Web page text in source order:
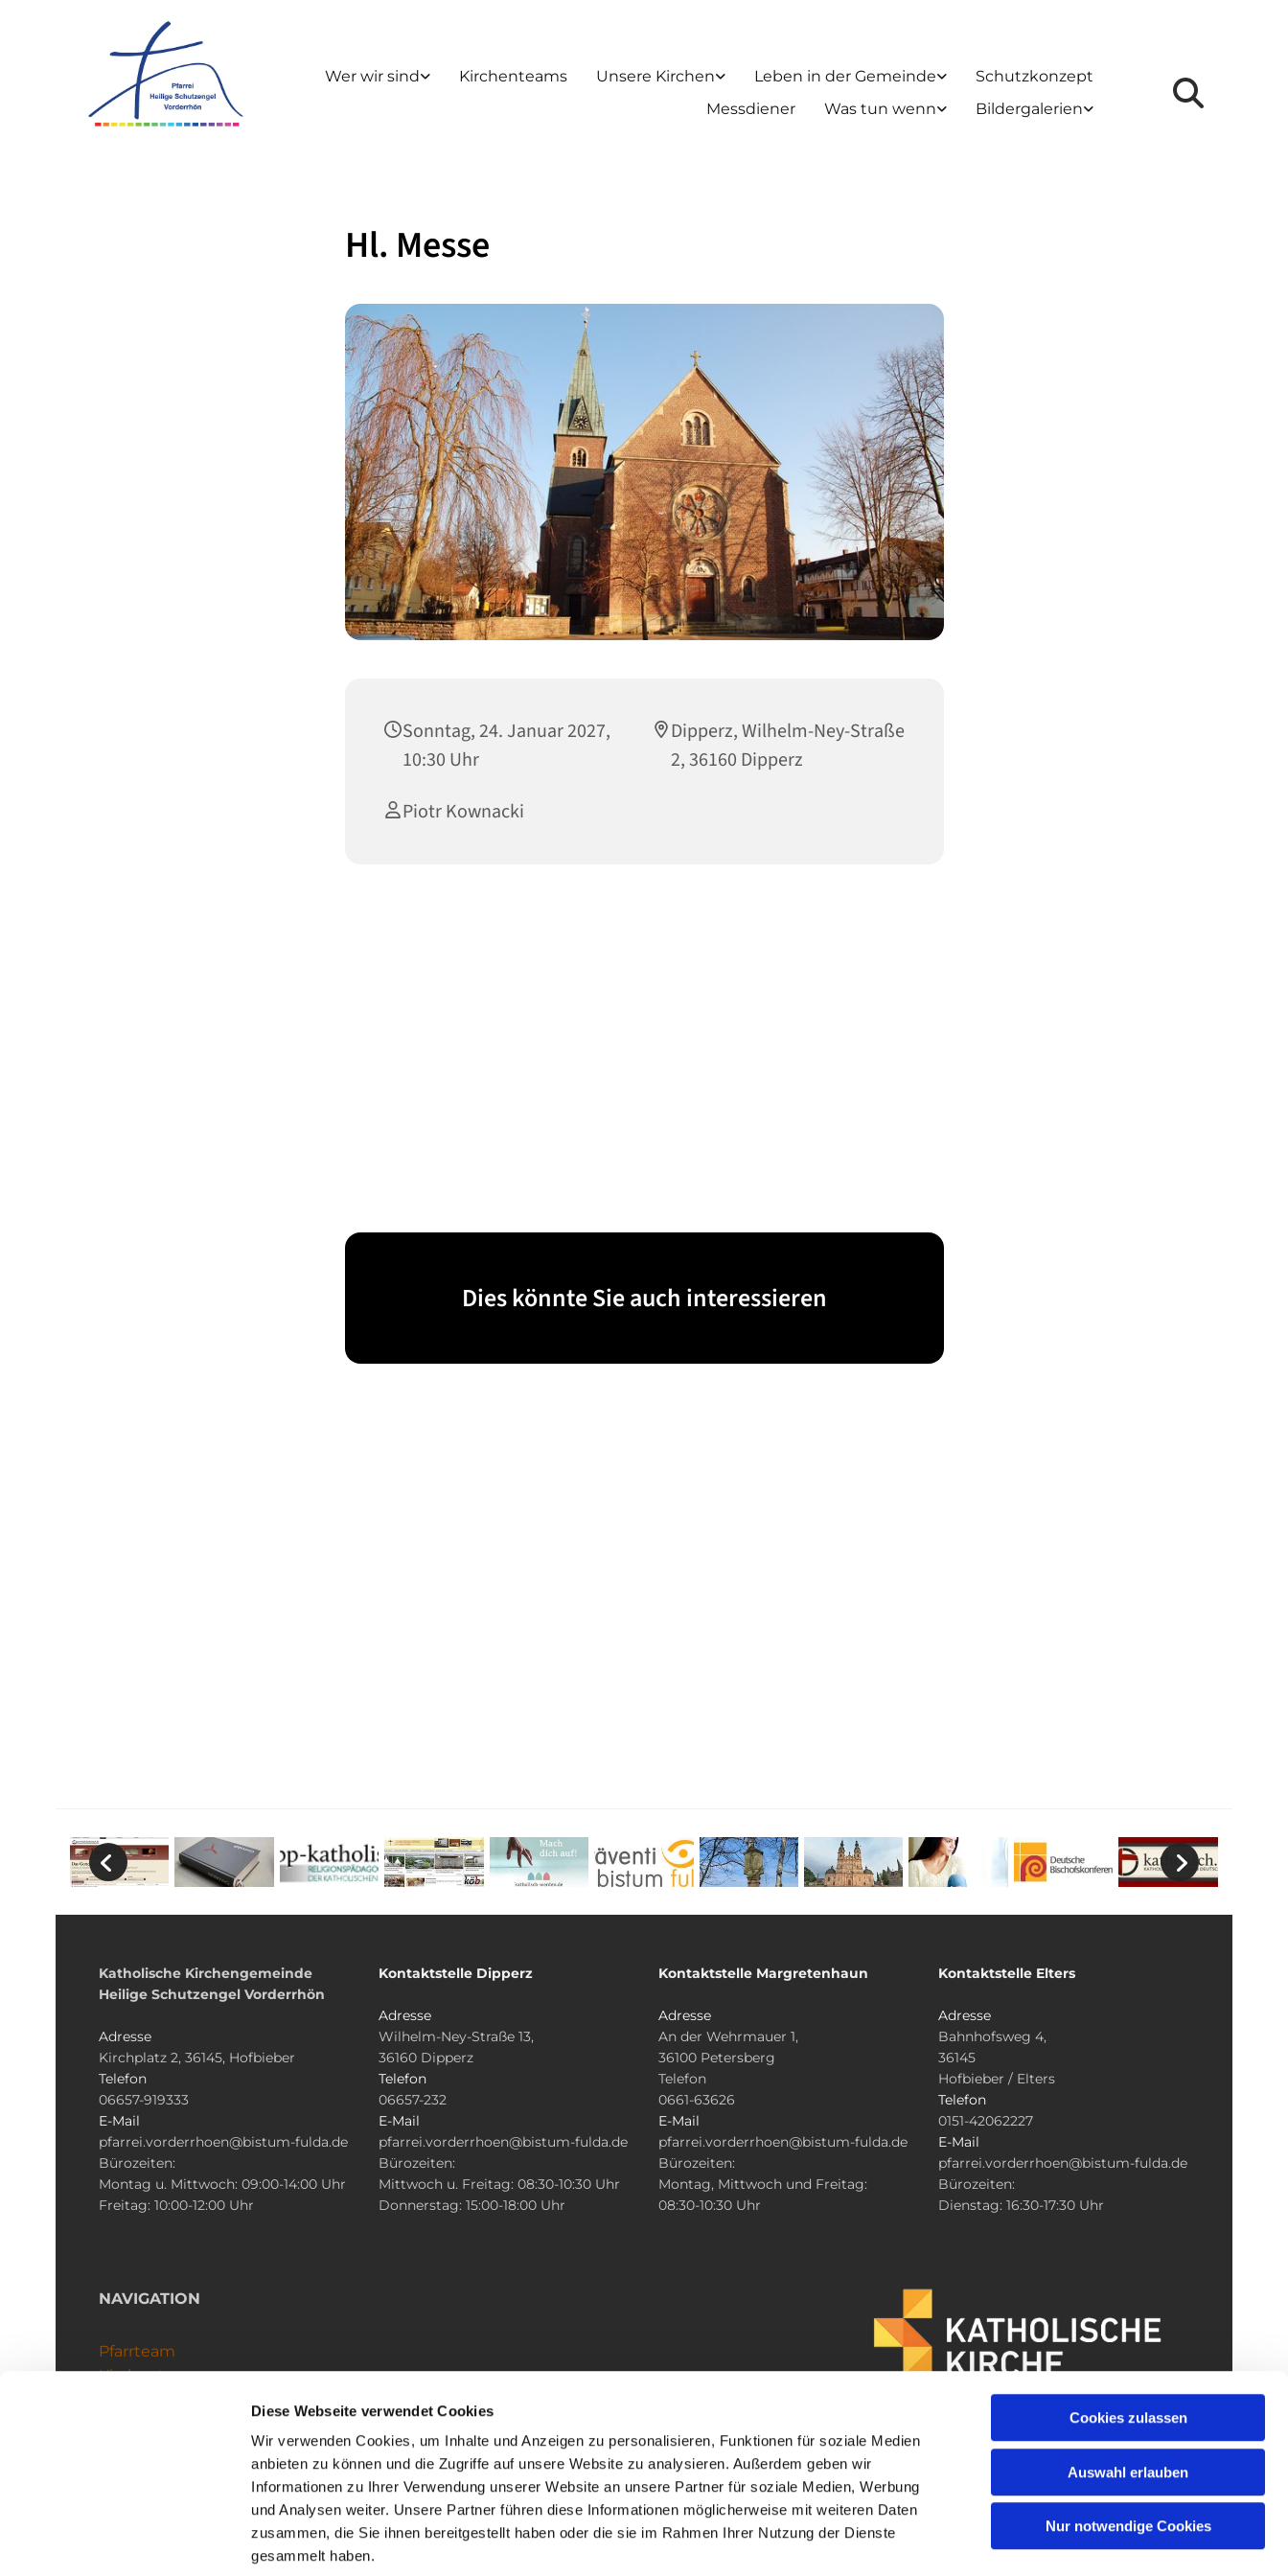
Diese Webseite verwendet Cookies
Wir verwenden Cookies, um Inhalte und Anzeigen zu personalisieren, Funktionen für soziale Medien
anbieten zu können und die Zugriffe auf unsere Website zu analysieren. Außerdem geben wir
Informationen zu Ihrer Verwendung unserer Website an unsere Partner für soziale Medien, Werbung
und Analysen weiter. Unsere Partner führen diese Informationen möglicherweise mit weiteren Daten
zusammen, die Sie ihnen bereitgestellt haben oder die sie im Rahmen Ihrer Nutzung der Dienste
gesammelt haben.
Cookies zulassen
Auswahl erlauben
Nur notwendige Cookies
Wer wir sind Kirchenteams Unsere Kirchen Leben in der Gemeinde
Schutzkonzept
Messdiener
Was tun wenn Bildergalerien
Hl. Messe
Sonntag, 24. Januar 2027,
10:30 Uhr
Dipperz, Wilhelm-Ney-Straße
2, 36160 Dipperz
Piotr Kownacki
Dies könnte Sie auch interessieren
Katholische Kirchengemeinde
Heilige Schutzengel Vorderrhön
Adresse
Kirchplatz 2, 36145, Hofbieber
Telefon
06657-919333
E-Mail
pfarrei.vorderrhoen@bistum-fulda.de
Bürozeiten:
Montag u. Mittwoch: 09:00-14:00 Uhr
Freitag: 10:00-12:00 Uhr
Kontaktstelle Dipperz
Adresse
Wilhelm-Ney-Straße 13,
36160 Dipperz
Telefon
06657-232
E-Mail
pfarrei.vorderrhoen@bistum-fulda.de
Bürozeiten:
Mittwoch u. Freitag: 08:30-10:30 Uhr
Donnerstag: 15:00-18:00 Uhr
Kontaktstelle Margretenhaun
Adresse
An der Wehrmauer 1,
36100 Petersberg
Telefon
0661-63626
E-Mail
pfarrei.vorderrhoen@bistum-fulda.de
Bürozeiten:
Montag, Mittwoch und Freitag:
08:30-10:30 Uhr
Kontaktstelle Elters
Adresse
Bahnhofsweg 4,
36145
Hofbieber / Elters
Telefon
0151-42062227
E-Mail
pfarrei.vorderrhoen@bistum-fulda.de
Bürozeiten:
Dienstag: 16:30-17:30 Uhr
NAVIGATION
Pfarrteam
Kirchenteams
Impressum Datenschutzerklärung ChurchDesk-Login